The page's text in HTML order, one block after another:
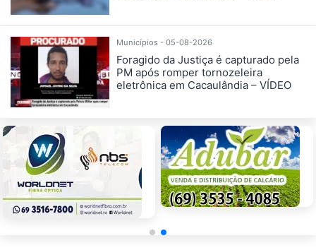
Municípios - 05-08-2026
Foragido da Justiça é capturado pela
PM após romper tornozeleira
eletrônica em Cacaulândia – VÍDEO